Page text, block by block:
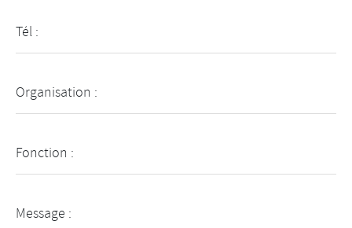
Tél :
Organisation :
Fonction :
Message :